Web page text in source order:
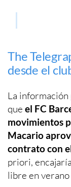
The
desde el
La
que el FC
movimientos
Macario
contrato con
priori,
libre en